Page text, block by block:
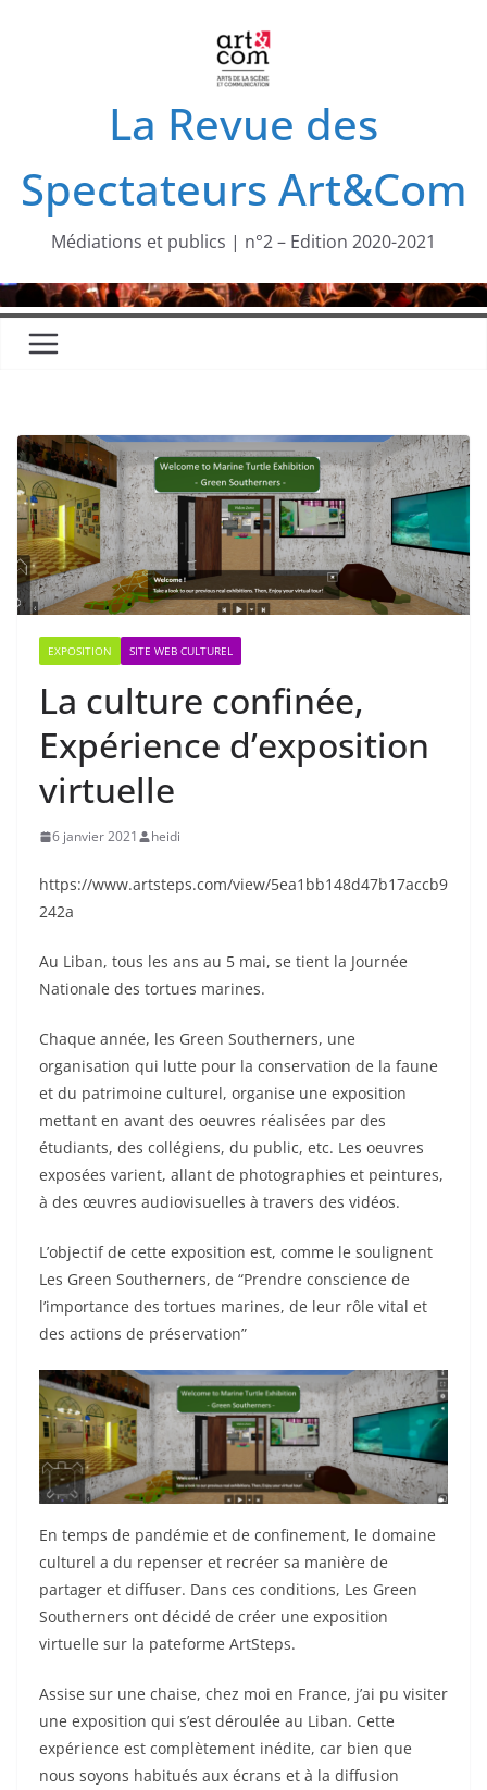
La Revue des
Spectateurs Art&Com
Médiations et publics | n°2 – Edition 2020-2021
EXPOSITION SITE WEB CULTUREL
La culture confinée,
Expérience d’exposition
virtuelle
6 janvier 2021 heidi
https://www.artsteps.com/view/5ea1bb148d47b17accb9
242a
Au Liban, tous les ans au 5 mai, se tient la Journée
Nationale des tortues marines.
Chaque année, les Green Southerners, une
organisation qui lutte pour la conservation de la faune
et du patrimoine culturel, organise une exposition
mettant en avant des oeuvres réalisées par des
étudiants, des collégiens, du public, etc. Les oeuvres
exposées varient, allant de photographies et peintures,
à des œuvres audiovisuelles à travers des vidéos.
L’objectif de cette exposition est, comme le soulignent
Les Green Southerners, de “Prendre conscience de
l’importance des tortues marines, de leur rôle vital et
des actions de préservation”
En temps de pandémie et de confinement, le domaine
culturel a du repenser et recréer sa manière de
partager et diffuser. Dans ces conditions, Les Green
Southerners ont décidé de créer une exposition
virtuelle sur la pateforme ArtSteps.
Assise sur une chaise, chez moi en France, j’ai pu visiter
une exposition qui s’est déroulée au Liban. Cette
expérience est complètement inédite, car bien que
nous soyons habitués aux écrans et à la diffusion